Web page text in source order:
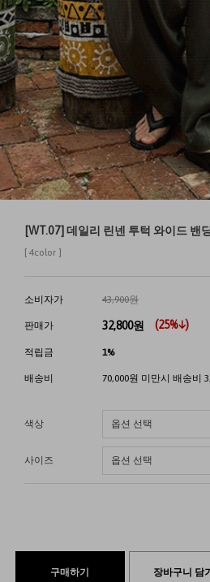
[WT.07] 데일리 린넨 투턱 와이드 밴
[ 4color ]
소비자가 43,900원
판매가 32,800원 (25%↓)
적립금 1%
배송비 70,000원 미만시 배송비
색상
사이즈
구매하기 장바구니 담기